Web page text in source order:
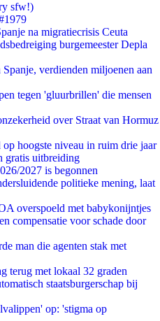
sfw!)
na migratiecrisis Ceuta
burgemeester Depla
verdienden miljoenen aan
tegen 'gluurbrillen' die mensen
over Straat van Hormuz
hoogste niveau in ruim drie jaar
gratis uitbreiding
2027 is begonnen
politieke mening, laat
overspoeld met babykonijntjes
compensatie voor schade door
man die agenten stak met
terug met lokaal 32 graden
staatsburgerschap bij
op: 'stigma op